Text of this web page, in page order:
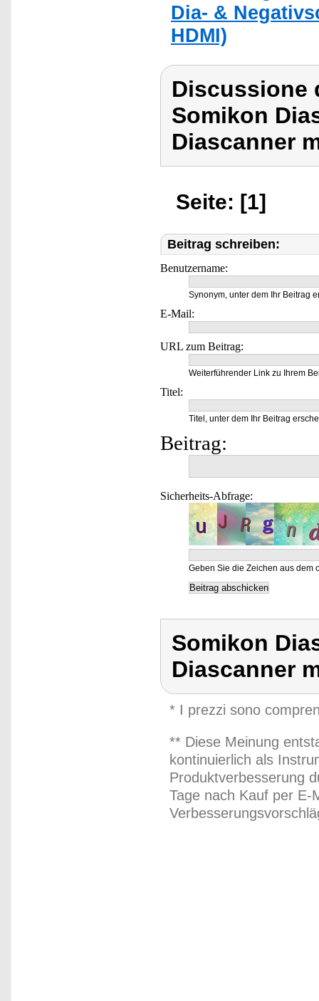
Dia- &
HDMI)
Discussione
Somikon
Diascanner
Seite: [1]
Beitrag schreiben:
Benutzername:
Synonym, unter dem Ihr Beitrag
E-Mail:
URL zum Beitrag:
Weiterführender Link zu Ihrem
Titel:
Titel, unter dem Ihr Beitrag
Beitrag:
Sicherheits-Abfrage:
Geben Sie die Zeichen aus dem
Somikon
Diascanner
* I prezzi sono
** Diese Meinung
kontinuierlich als
Produktverbesserung
Tage nach Kauf per E-